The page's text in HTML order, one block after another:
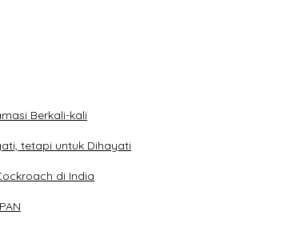
Berkali-kali
tetapi untuk Dihayati
di India